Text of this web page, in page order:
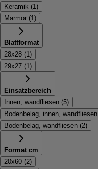
Keramik (1)
Marmor (1)
Blattformat
28x28 (1)
29x27 (1)
Einsatzbereich
Innen, wandfliesen (5)
Bodenbelag, innen, wandfliesen
Bodenbelag, wandfliesen (2)
Format cm
20x60 (2)